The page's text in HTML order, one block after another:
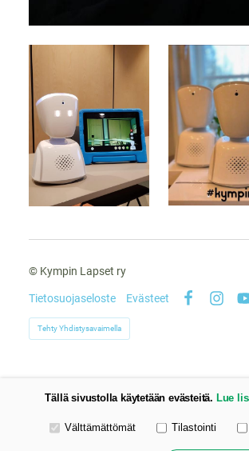
© Kympin Lapset ry
Tietosuojaseloste
Evästeet
Tehty Yhdistysavaimella
Tällä sivustolla käytetään evästeitä. Lue
Valitse käytettävät evästeet
Välttämättömät Tilastointi